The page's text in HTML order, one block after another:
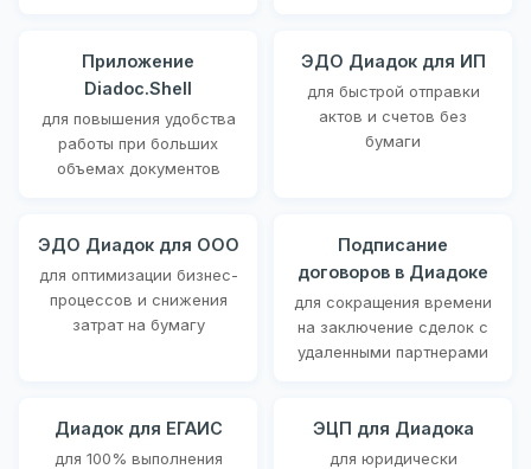
Приложение
Diadoc.Shell
для повышения удобства
работы при больших
объемах документов
ЭДО Диадок для ИП
для быстрой отправки
актов и счетов без
бумаги
ЭДО Диадок для ООО
для оптимизации бизнес-
процессов и снижения
затрат на бумагу
Подписание
договоров в Диадоке
для сокращения времени
на заключение сделок с
удаленными партнерами
Диадок для ЕГАИС
для 100% выполнения
ЭЦП для Диадока
для юридически